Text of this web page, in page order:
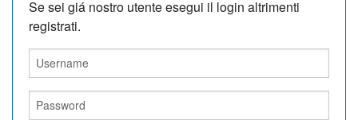
Se sei giá nostro utente esegui il login altrimenti
registrati.